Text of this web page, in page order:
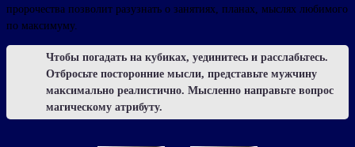
пророчества позволит разузнать о занятиях, планах, мыслях любимого
по максимуму.
Чтобы погадать на кубиках, уединитесь и расслабьтесь.
Отбросьте посторонние мысли, представьте мужчину
максимально реалистично. Мысленно направьте вопрос
магическому атрибуту.